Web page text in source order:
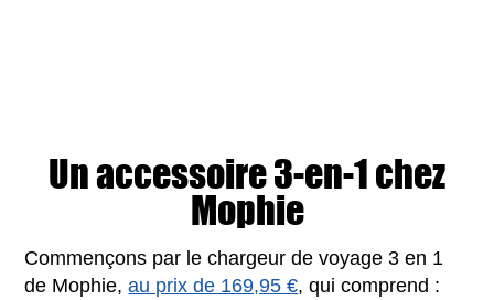
Un accessoire 3-en-1 chez
Mophie
Commençons par le chargeur de voyage 3 en 1
de Mophie,au prix de 169,95 €, qui comprend :